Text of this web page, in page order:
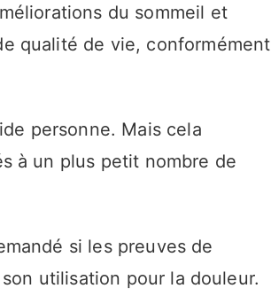
du sommeil et
qualité de vie, conformément
personne. Mais cela
à un plus petit nombre de
si les preuves de
utilisation pour la douleur.